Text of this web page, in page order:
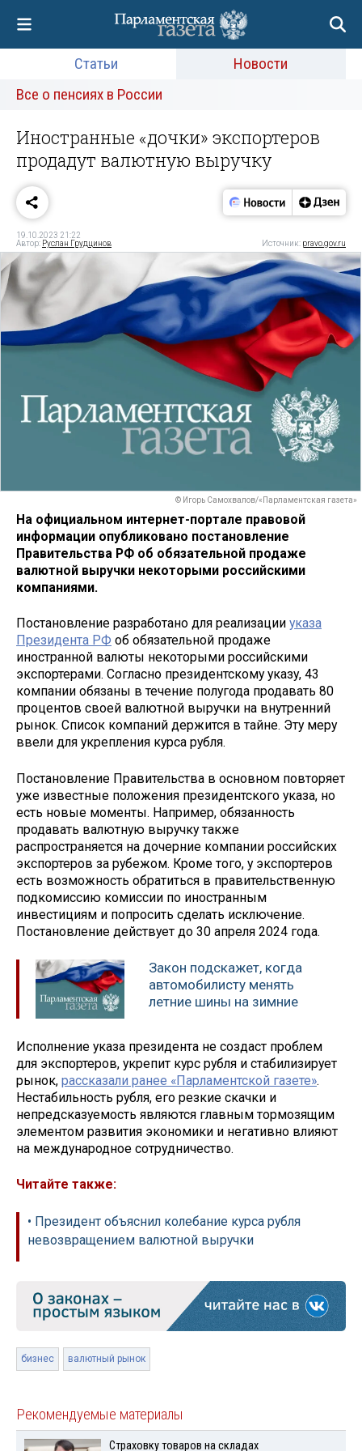
Статьи
Новости
Все о пенсиях в России
Иностранные «дочки» экспортеров
продадут валютную выручку
19.10.2023 21:22
Автор: Руслан Грудцинов Источник: pravo.gov.ru
© Игорь Самохвалов/«Парламентская газета»
На официальном интернет-портале правовой
информации опубликовано постановление
Правительства РФ об обязательной продаже
валютной выручки некоторыми российскими
компаниями.
Постановление разработано для реализации указа
Президента РФ об обязательной продаже
иностранной валюты некоторыми российскими
экспортерами. Согласно президентскому указу, 43
компании обязаны в течение полугода продавать 80
процентов своей валютной выручки на внутренний
рынок. Список компаний держится в тайне. Эту меру
ввели для укрепления курса рубля.
Постановление Правительства в основном повторяет
уже известные положения президентского указа, но
есть новые моменты. Например, обязанность
продавать валютную выручку также
распространяется на дочерние компании российских
экспортеров за рубежом. Кроме того, у экспортеров
есть возможность обратиться в правительственную
подкомиссию комиссии по иностранным
инвестициям и попросить сделать исключение.
Постановление действует до 30 апреля 2024 года.
Закон подскажет, когда
автомобилисту менять
летние шины на зимние
Исполнение указа президента не создаст проблем
для экспортеров, укрепит курс рубля и стабилизирует
рынок, рассказали ранее «Парламентской газете».
Нестабильность рубля, его резкие скачки и
непредсказуемость являются главным тормозящим
элементом развития экономики и негативно влияют
на международное сотрудничество.
Читайте также:
• Президент объяснил колебание курса рубля
невозвращением валютной выручки
бизнес валютный рынок
Рекомендуемые материалы
Страховку товаров на складах